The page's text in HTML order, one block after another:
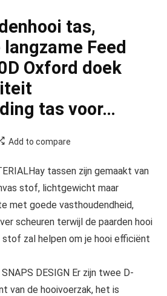
tas,
Feed
Oxford doek
tas voor…
Add to compare
tassen zijn gemaakt van
stof, lichtgewicht maar
met goede vasthoudendheid,
scheuren terwijl de paarden hooi
stof zal helpen om je hooi efficiënt
DESIGN Er zijn twee D-
van de hooivoerzak, het is